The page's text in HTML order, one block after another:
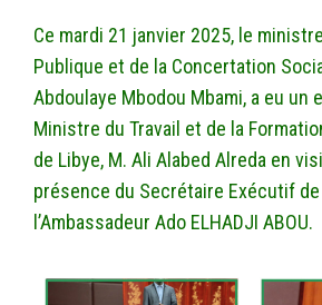
Ce mardi 21 janvier 2025, le
Publique et de la Concertation
Abdoulaye Mbodou Mbami, a eu un
Ministre du Travail et de la
de Libye, M. Ali Alabed Alreda en
présence du Secrétaire Exécutif de
l’Ambassadeur Ado ELHADJI ABOU.